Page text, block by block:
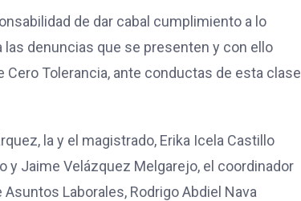
de dar cabal cumplimiento a lo
denuncias que se presenten y con ello
Tolerancia, ante conductas de esta clase
la y el magistrado, Erika Icela Castillo
y Jaime Velázquez Melgarejo, el coordinador
Laborales, Rodrigo Abdiel Nava